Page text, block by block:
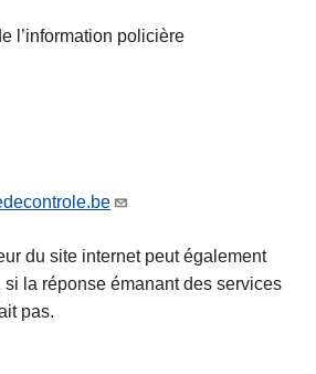
l’information policière
du site internet peut également
si la réponse émanant des services
pas.